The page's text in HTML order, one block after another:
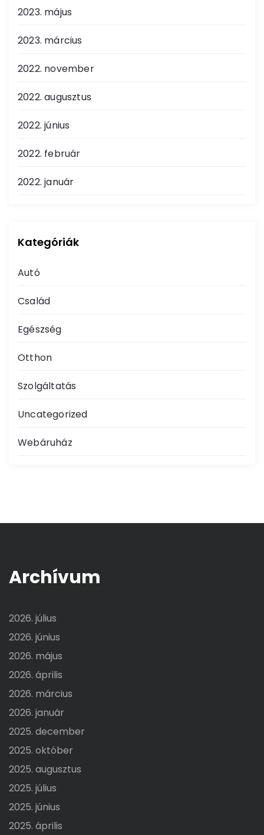
2023. május
2023. március
2022. november
2022. augusztus
2022. június
2022. február
2022. január
Kategóriák
Autó
Család
Egészség
Otthon
Szolgáltatás
Uncategorized
Webáruház
Archívum
2026. július
2026. június
2026. május
2026. április
2026. március
2026. január
2025. december
2025. október
2025. augusztus
2025. július
2025. június
2025. április